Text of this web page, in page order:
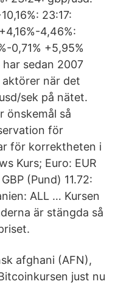
23:17:
4,46%:
0,71% +5,95%
sedan 2007
när det
sek på nätet.
önskemål så
för
för korrektheten i
Kurs; Euro: EUR
(Pund) 11.72:
ALL … Kursen
är stängda så
afghani (AFN),
just nu